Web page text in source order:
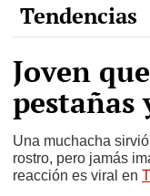
Tendencias
Joven
pestañas
Una muchacha
rostro, pero jamás
reacción es viral en